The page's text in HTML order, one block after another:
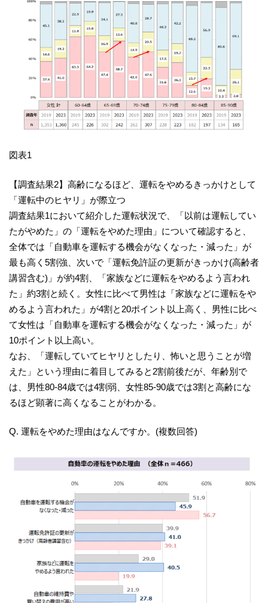
図表1
【調査結果2】高齢になるほど、運転をやめるきっかけとして
「運転中のヒヤリ」が際立つ
調査結果1において紹介した運転状況で、「以前は運転してい
たがやめた」の「運転をやめた理由」について確認すると、
全体では「自動車を運転する機会がなくなった・減った」が
最も高く5割強、次いで「運転免許証の更新がきっかけ(高齢者
講習含む)」が約4割、「家族などに運転をやめるよう言われ
た」約3割と続く。女性に比べて男性は「家族などに運転をや
めるよう言われた」が4割と20ポイント以上高く、男性に比べ
て女性は「自動車を運転する機会がなくなった・減った」が
10ポイント以上高い。
なお、「運転していてヒヤリとしたり、怖いと思うことが増
えた」という理由に着目してみると2割前後だが、年齢別で
は、男性80-84歳では4割弱、女性85-90歳では3割と高齢にな
るほど顕著に高くなることがわかる。
Q. 運転をやめた理由はなんですか。(複数回答)